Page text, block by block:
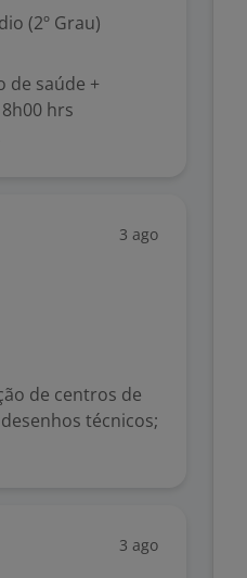
(2º Grau)
de saúde +
hrs
3 ago
de centros de
técnicos;
3 ago